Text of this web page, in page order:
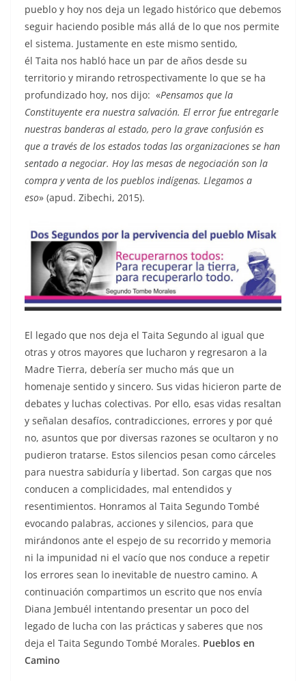
pueblo y hoy nos deja un legado histórico que debemos
seguir haciendo posible más allá de lo que nos permite
el sistema. Justamente en este mismo sentido,
él Taita nos habló hace un par de años desde su
territorio y mirando retrospectivamente lo que se ha
profundizado hoy, nos dijo: «Pensamos que la
Constituyente era nuestra salvación. El error fue entregarle
nuestras banderas al estado, pero la grave confusión es
que a través de los estados todas las organizaciones se han
sentado a negociar. Hoy las mesas de negociación son la
compra y venta de los pueblos indígenas. Llegamos a
eso» (apud. Zibechi, 2015).
El legado que nos deja el Taita Segundo al igual que
otras y otros mayores que lucharon y regresaron a la
Madre Tierra, debería ser mucho más que un
homenaje sentido y sincero. Sus vidas hicieron parte de
debates y luchas colectivas. Por ello, esas vidas resaltan
y señalan desafíos, contradicciones, errores y por qué
no, asuntos que por diversas razones se ocultaron y no
pudieron tratarse. Estos silencios pesan como cárceles
para nuestra sabiduría y libertad. Son cargas que nos
conducen a complicidades, mal entendidos y
resentimientos. Honramos al Taita Segundo Tombé
evocando palabras, acciones y silencios, para que
mirándonos ante el espejo de su recorrido y memoria
ni la impunidad ni el vacío que nos conduce a repetir
los errores sean lo inevitable de nuestro camino. A
continuación compartimos un escrito que nos envía
Diana Jembuél intentando presentar un poco del
legado de lucha con las prácticas y saberes que nos
deja el Taita Segundo Tombé Morales. Pueblos en
Camino